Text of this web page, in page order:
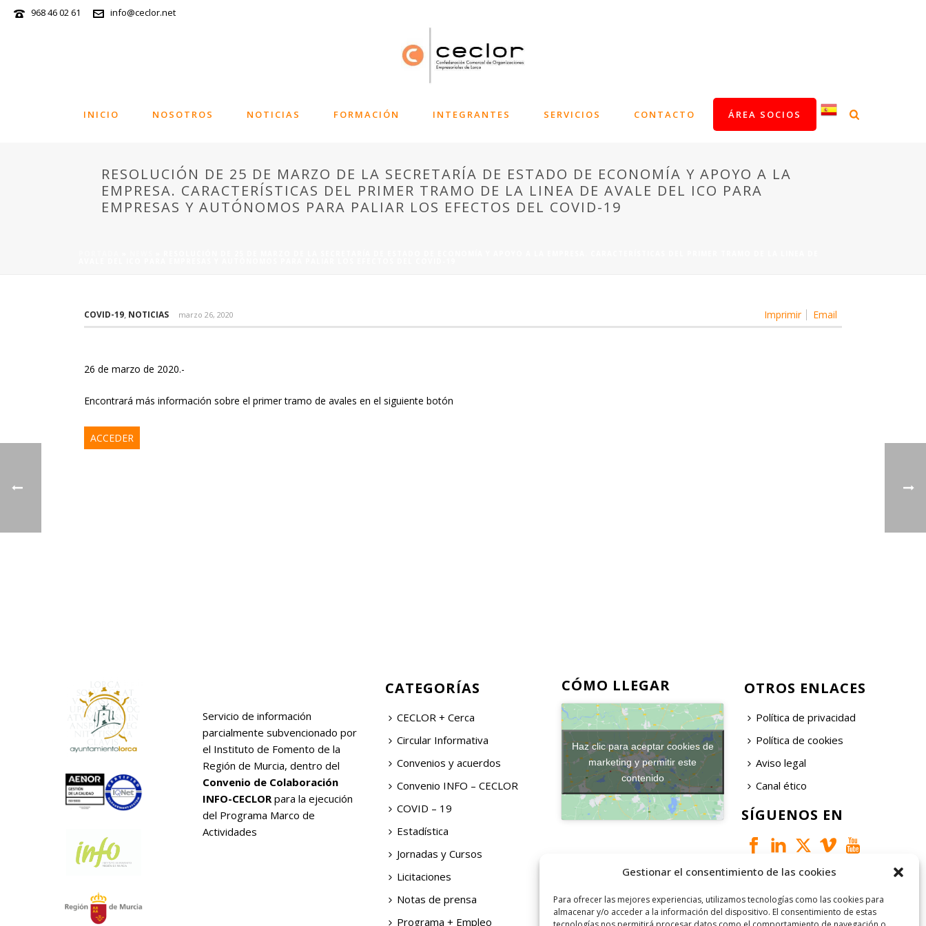
Gestionar el consentimiento de las cookies
Para ofrecer las mejores experiencias, utilizamos tecnologías como las cookies para
almacenar y/o acceder a la información del dispositivo. El consentimiento de estas
968 46 02 61 info@ceclor.net
INICIO NOSOTROS NOTICIAS FORMACIÓN INTEGRANTES SERVICIOS CONTACTO ÁREA SOCIOS
RESOLUCIÓN DE 25 DE MARZO DE LA SECRETARÍA DE ESTADO DE ECONOMÍA Y APOYO A LA
EMPRESA. CARACTERÍSTICAS DEL PRIMER TRAMO DE LA LINEA DE AVALE DEL ICO PARA
EMPRESAS Y AUTÓNOMOS PARA PALIAR LOS EFECTOS DEL COVID-19
Imprimir Email
COVID-19, NOTICIAS marzo 26, 2020
26 de marzo de 2020.-
Encontrará más información sobre el primer tramo de avales en el siguiente botón
ACCEDER
Servicio de información
parcialmente subvencionado por
el Instituto de Fomento de la
Región de Murcia, dentro del
Convenio de Colaboración
INFO-CECLOR para la ejecución
del Programa Marco de
Actividades
CATEGORÍAS
CECLOR + Cerca
Circular Informativa
Convenios y acuerdos
Convenio INFO – CECLOR
COVID – 19
Estadística
Jornadas y Cursos
Licitaciones
Notas de prensa
Programa + Empleo
CÓMO LLEGAR
Haz clic para aceptar cookies de
marketing y permitir este
contenido
OTROS ENLACES
Política de privacidad
Política de cookies
Aviso legal
Canal ético
SÍGUENOS EN